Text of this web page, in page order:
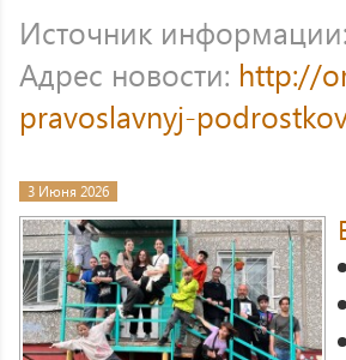
Источник информации:
Адрес новости: http://
pravoslavnyj-
3 Июня 2026